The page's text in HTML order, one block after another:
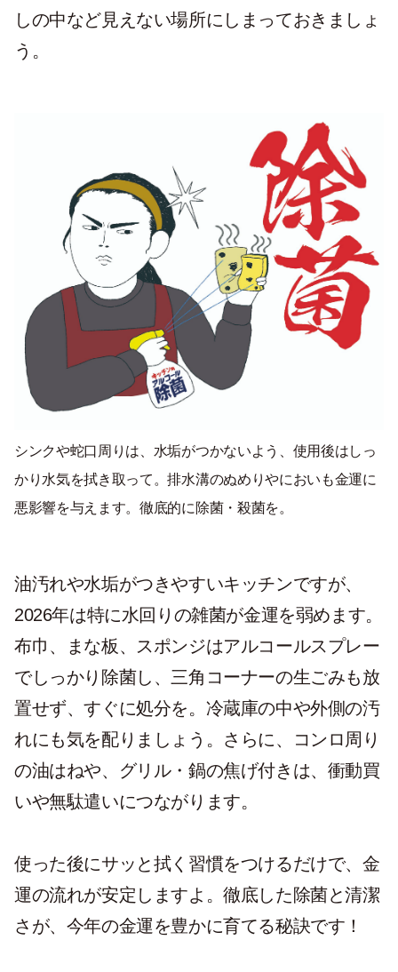
しの中など見えない場所にしまっておきましょ
う。
シンクや蛇口周りは、水垢がつかないよう、使用後はしっ
かり水気を拭き取って。排水溝のぬめりやにおいも金運に
悪影響を与えます。徹底的に除菌・殺菌を。
油汚れや水垢がつきやすいキッチンですが、
2026年は特に水回りの雑菌が金運を弱めます。
布巾、まな板、スポンジはアルコールスプレー
でしっかり除菌し、三角コーナーの生ごみも放
置せず、すぐに処分を。冷蔵庫の中や外側の汚
れにも気を配りましょう。さらに、コンロ周り
の油はねや、グリル・鍋の焦げ付きは、衝動買
いや無駄遣いにつながります。
使った後にサッと拭く習慣をつけるだけで、金
運の流れが安定しますよ。徹底した除菌と清潔
さが、今年の金運を豊かに育てる秘訣です！